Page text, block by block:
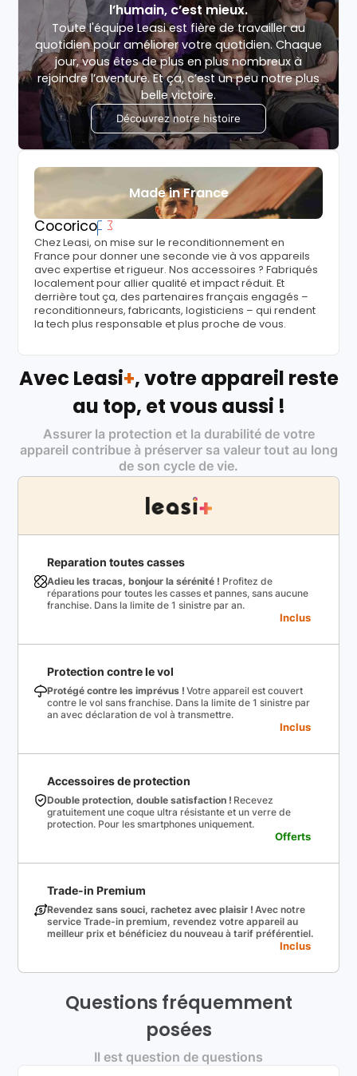
l’humain, c’est mieux.
Toute l'équipe Leasi est fière de travailler au
quotidien pour améliorer votre quotidien. Chaque
jour, vous êtes de plus en plus nombreux à
rejoindre l’aventure. Et ça, c’est un peu notre plus
belle victoire.
Découvrez notre histoire
Made in France
Cocorico
Chez Leasi, on mise sur le reconditionnement en
France pour donner une seconde vie à vos appareils
avec expertise et rigueur. Nos accessoires ? Fabriqués
localement pour allier qualité et impact réduit. Et
derrière tout ça, des partenaires français engagés –
reconditionneurs, fabricants, logisticiens – qui rendent
la tech plus responsable et plus proche de vous.
Avec Leasi+, votre appareil reste
au top, et vous aussi !
Assurer la protection et la durabilité de votre
appareil contribue à préserver sa valeur tout au long
de son cycle de vie.
Reparation toutes casses
Adieu les tracas, bonjour la sérénité ! Profitez de
réparations pour toutes les casses et pannes, sans aucune
franchise. Dans la limite de 1 sinistre par an.
Inclus
Protection contre le vol
Protégé contre les imprévus ! Votre appareil est couvert
contre le vol sans franchise. Dans la limite de 1 sinistre par
an avec déclaration de vol à transmettre.
Inclus
Accessoires de protection
Double protection, double satisfaction ! Recevez
gratuitement une coque ultra résistante et un verre de
protection. Pour les smartphones uniquement.
Offerts
Trade-in Premium
Revendez sans souci, rachetez avec plaisir ! Avec notre
service Trade-in premium, revendez votre appareil au
meilleur prix et bénéficiez du nouveau à tarif préférentiel.
Inclus
Questions fréquemment
posées
Il est question de questions